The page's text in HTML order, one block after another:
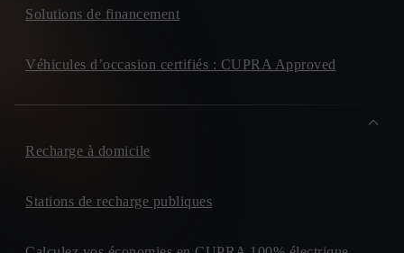
Solutions de financement
Véhicules d’occasion certifiés : CUPRA Approved
Recharge à domicile
Stations de recharge publiques